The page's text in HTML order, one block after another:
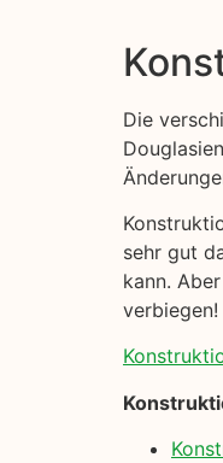
Die
sehr gut
kann.
verbiegen!